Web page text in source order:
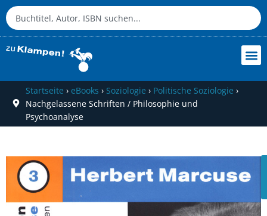
Startseite › eBooks › Soziologie › Politische Soziologie ›
Nachgelassene Schriften / Philosophie und
Psychoanalyse